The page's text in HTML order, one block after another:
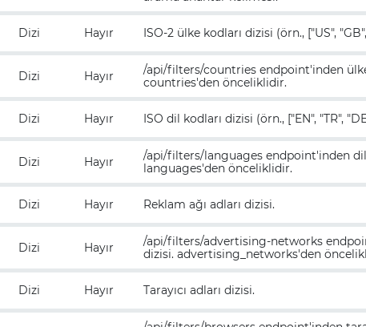
Dizi Hayır ISO-2 ülke kodları dizisi (örn., ["US",
Dizi Hayır
/api/filters/countries endpoint'inden
countries'den önceliklidir.
Dizi Hayır ISO dil kodları dizisi (örn., ["EN", "TR",
Dizi Hayır
/api/filters/languages endpoint'inden
languages'den önceliklidir.
Dizi Hayır Reklam ağı adları dizisi.
Dizi Hayır
/api/filters/advertising-networks
dizisi. advertising_networks'den
Dizi Hayır Tarayıcı adları dizisi.